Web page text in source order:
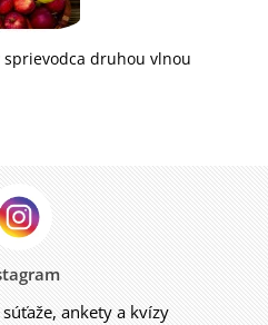
druhou vlnou
ankety a kvízy